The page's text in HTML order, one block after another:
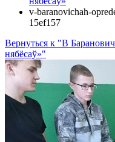
v-baranovichah-
15ef157
Вернуться к "В
нябёсаў»"